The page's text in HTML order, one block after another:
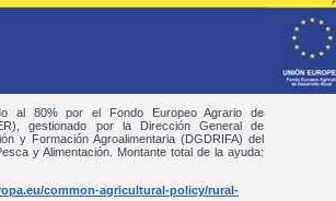
al 80% por el Fondo Europeo Agrario de
gestionado por la Dirección General de
y Formación Agroalimentaria (DGDRIFA) del
y Alimentación. Montante total de la ayuda:
common-agricultural-policy/rural-